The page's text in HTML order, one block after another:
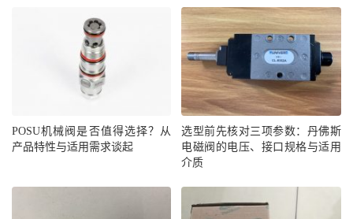
POSU机械阀是否值得选择？从
产品特性与适用需求谈起
选型前先核对三项参数：丹佛斯
电磁阀的电压、接口规格与适用
介质